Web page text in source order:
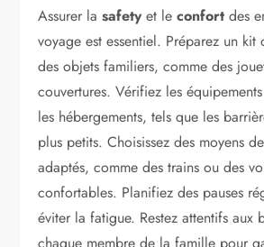
Assurer lasafetyet leconfort des
voyage est essentiel. Préparez un kit
des objets familiers, comme des
couvertures. Vérifiez les
les hébergements, tels que les
plus petits. Choisissez des moyens
adaptés, comme des trains ou des
confortables. Planifiez des pauses
éviter la fatigue. Restez attentifs aux